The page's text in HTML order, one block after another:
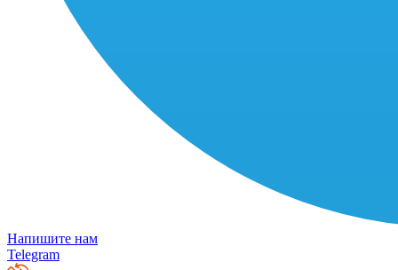
Напишите нам
Telegram